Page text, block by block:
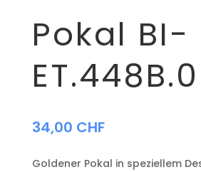
Pokal BI-
34,00 CHF
Goldener Pokal in speziellem